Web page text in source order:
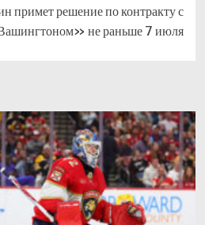
примет решение по контракту с
не раньше 7 июля